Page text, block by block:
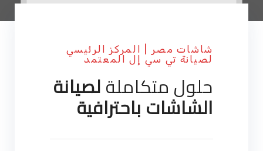
شاشات مصر | المركز الرئيسي
لصيانة تي سي إل المعتمد
حلول متكاملةلصيانة
الشاشات باحترافية